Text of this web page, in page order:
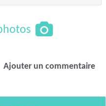
Ajouter un commentaire